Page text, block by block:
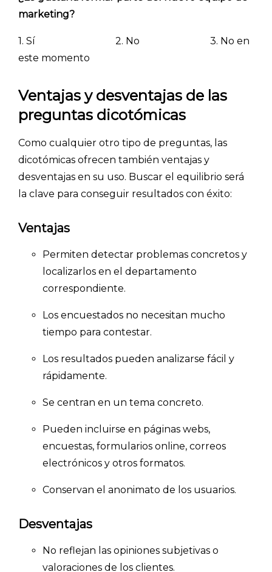
marketing?
1. Sí 2. No 3. No en
este momento
Ventajas y desventajas de las
preguntas dicotómicas
Como cualquier otro tipo de preguntas, las
dicotómicas ofrecen también ventajas y
desventajas en su uso. Buscar el equilibrio será
la clave para conseguir resultados con éxito:
Ventajas
Permiten detectar problemas concretos y
localizarlos en el departamento
correspondiente.
Los encuestados no necesitan mucho
tiempo para contestar.
Los resultados pueden analizarse fácil y
rápidamente.
Se centran en un tema concreto.
Pueden incluirse en páginas webs,
encuestas, formularios online, correos
electrónicos y otros formatos.
Conservan el anonimato de los usuarios.
Desventajas
No reflejan las opiniones subjetivas o
valoraciones de los clientes.